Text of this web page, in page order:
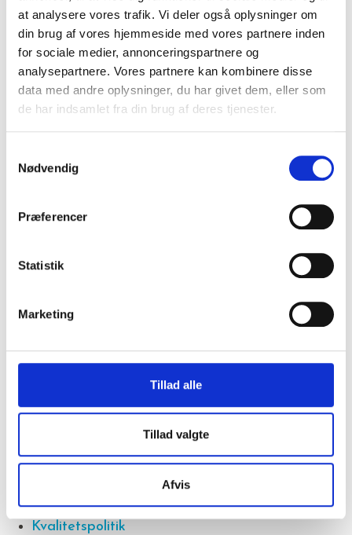
at analysere vores trafik. Vi deler også oplysninger om
din brug af vores hjemmeside med vores partnere inden
for sociale medier, annonceringspartnere og
analysepartnere. Vores partnere kan kombinere disse
data med andre oplysninger, du har givet dem, eller som
de har indsamlet fra din brug af deres tjenester.
Nødvendig
Præferencer
Statistik
Marketing
Tillad alle
Tillad valgte
Afvis
Opfylder Servicenormen
Personalepolitik
Cookie- og privatlivspolitik
Kvalitetspolitik